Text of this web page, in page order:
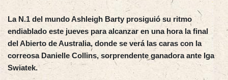
La N.1 del mundo Ashleigh Barty prosiguió su ritmo
endiablado este jueves para alcanzar en una hora la final
del Abierto de Australia, donde se verá las caras con la
correosa Danielle Collins, sorprendente ganadora ante Iga
Swiatek.